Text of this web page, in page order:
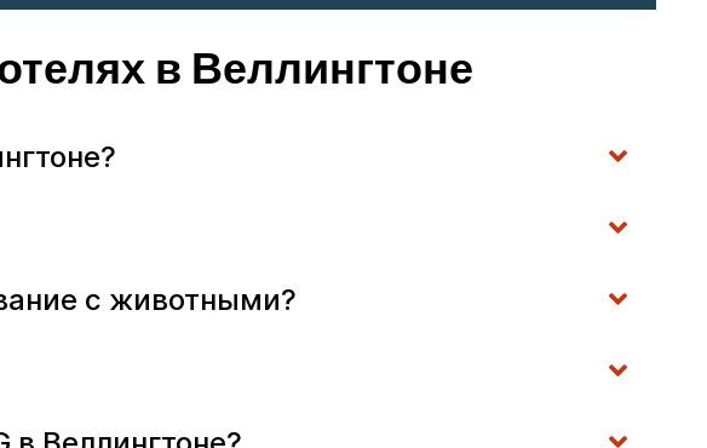
в Веллингтоне
с животными?